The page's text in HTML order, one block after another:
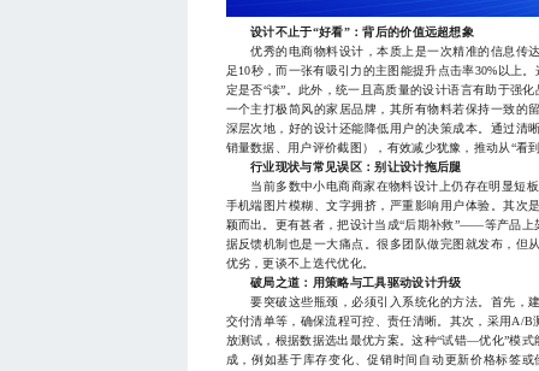
设计不止于“好看”：背后的价值远超想象
优秀的电商物料设计，本质上是一次精准的信息传
足10秒，而一张有吸引力的主图能提升点击率30%以上
定是否“读”。此外，统一且高质量的设计语言有助于强
一个主打极简风的家居品牌，其所有物料若保持一致的
深层次地，好的设计还能降低用户的决策成本。通过清
销量数据、用户评价截图），有效减少犹豫，推动从“看
行业现状与常见误区：别让设计拖后腿
当前多数中小电商商家在物料设计上仍存在明显短板
手机端图片模糊、文字拥挤，严重影响用户体验。其次
颖而出。更有甚者，把设计当成“后期补救”——等产品
据反馈机制也是一大痛点。很多团队做完图就发布，但
优劣，更谈不上迭代优化。
破局之道：用策略与工具驱动设计升级
要突破这些瓶颈，必须引入系统化的方法。首先，
交付清单等，确保流程可控、责任清晰。其次，采用A/
放测试，根据数据选出最优方案。这种“试错—优化”模
成，例如基于库存变化、促销时间自动更新价格标签